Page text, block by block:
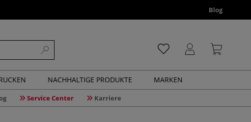
Blog
NACHHALTIGE PRODUKTE MARKEN
Service Center Karriere